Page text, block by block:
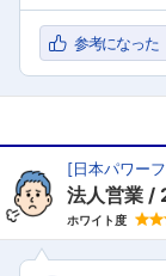
参考になった
[日本パワー
法人営業
ホワイト度